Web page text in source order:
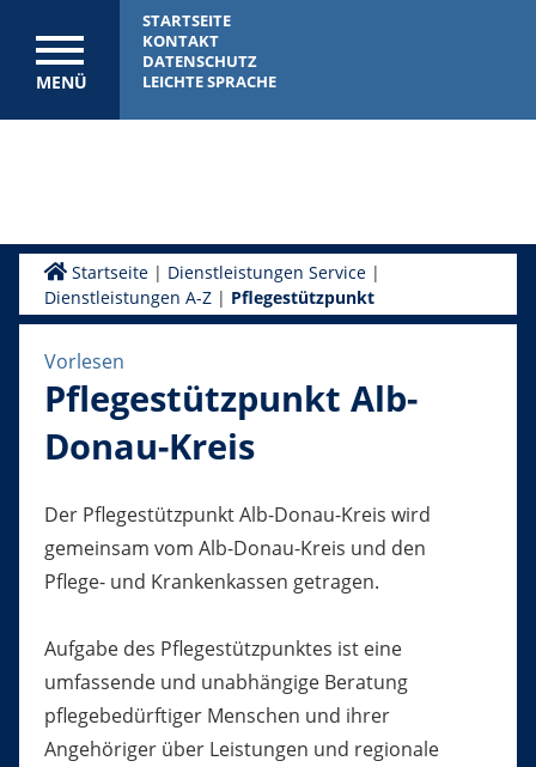
MENÜ
STARTSEITE
KONTAKT
DATENSCHUTZ
LEICHTE SPRACHE
Startseite| Dienstleistungen Service|
Dienstleistungen A-Z| Pflegestützpunkt
Vorlesen
Pflegestützpunkt Alb-
Donau-Kreis
Der Pflegestützpunkt Alb-Donau-Kreis wird
gemeinsam vom Alb-Donau-Kreis und den
Pflege- und Krankenkassen getragen.
Aufgabe des Pflegestützpunktes ist eine
umfassende und unabhängige Beratung
pflegebedürftiger Menschen und ihrer
Angehöriger über Leistungen und regionale